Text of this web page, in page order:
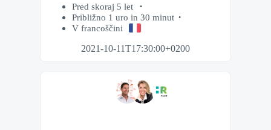
Pred skoraj 5 let
Približno 1 uro in 30 minut
V francoščini
2021-10-11T17:30:00+0200